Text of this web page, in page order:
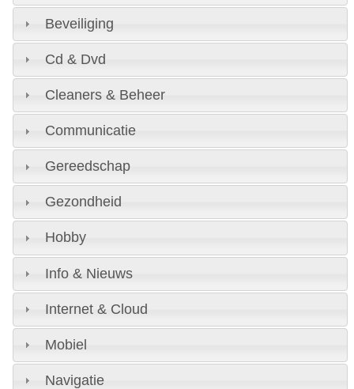
Beveiliging
Cd & Dvd
Cleaners & Beheer
Communicatie
Gereedschap
Gezondheid
Hobby
Info & Nieuws
Internet & Cloud
Mobiel
Navigatie